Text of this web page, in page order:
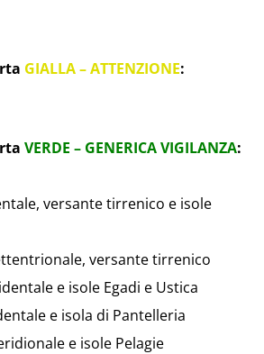
GIALLA – ATTENZIONE:
VERDE – GENERICA VIGILANZA:
versante tirrenico e isole
versante tirrenico
e isole Egadi e Ustica
e isola di Pantelleria
e isole Pelagie